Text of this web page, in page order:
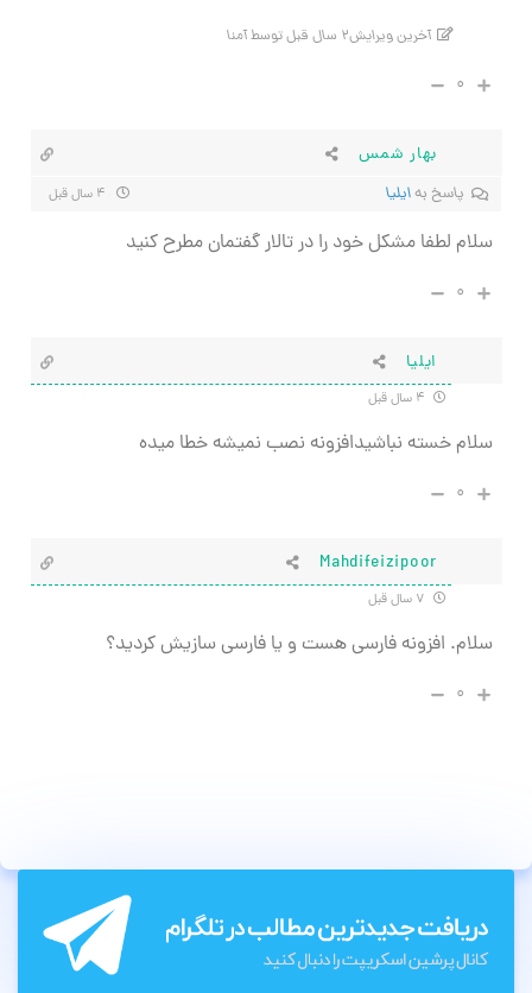
آخرین ویرایش۲ سال قبل توسط آمنا
۰
بهار شمس
پاسخ بهایلیا
سلام لطفا مشکل خود را در تالار گفتمان مطرح کنید
۰
ایلیا
سلام خسته نباشیدافزونه نصب نمیشه خطا میده
۰
Mahdifeizipoor
سلام. افزونه فارسی هست و یا فارسی سازیش کردید؟
۰